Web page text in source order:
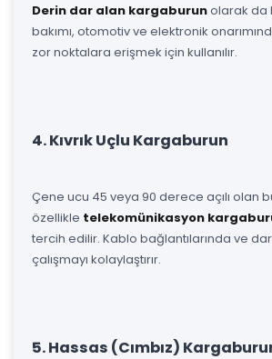
Derin dar alan kargaburunolarak da
bakımı, otomotiv ve elektronik
zor noktalara erişmek için kullanılır.
4. Kıvrık Uçlu Kargaburun
Çene ucu 45 veya 90 derece açılı olan
özellikle telekomünikasyon
tercih edilir. Kablo bağlantılarında ve
çalışmayı kolaylaştırır.
5. Hassas (Cımbız)